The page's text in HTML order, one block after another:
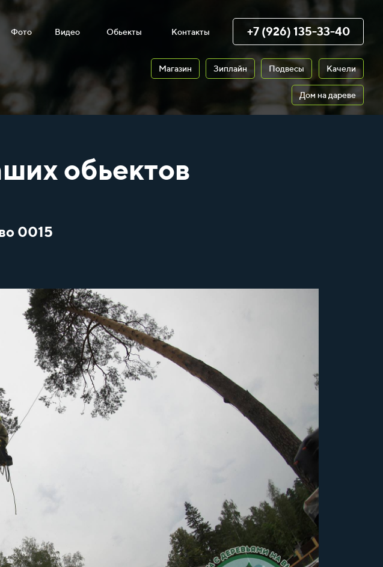
Фото Видео Обьекты Контакты +7 (926) 135-33-40
Магазин Зиплайн Подвесы Качели
Дом на дареве
обьектов
0015